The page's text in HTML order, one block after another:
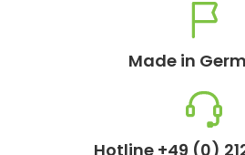
Made in
Hotline +49 (0)